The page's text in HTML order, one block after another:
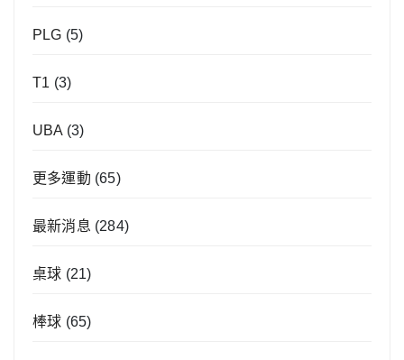
PLG (5)
T1 (3)
UBA (3)
更多運動 (65)
最新消息 (284)
桌球 (21)
棒球 (65)